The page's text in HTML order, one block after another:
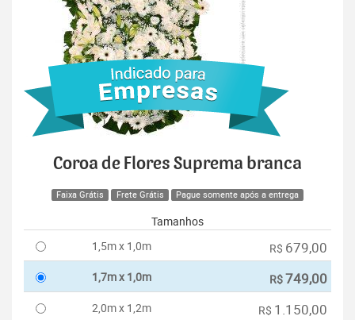
Coroa de Flores Suprema branca
Faixa Grátis Frete Grátis Pague somente após a entrega
Tamanhos
1,5m x 1,0m
R$ 679,00
1,7m x 1,0m R$749,00
2,0m x 1,2m R$ 1.150,00